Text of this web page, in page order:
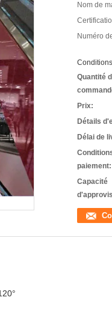
Nom de
Numéro
Quantité
Prix:
Détails
Délai de
paiement:
Capacité